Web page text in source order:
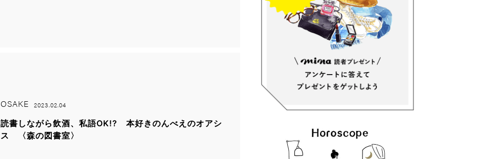
OSAKE 2023.02.04
読書しながら飲酒、私語OK!? 本好きのんべえのオアシ
ス 〈森の図書室〉